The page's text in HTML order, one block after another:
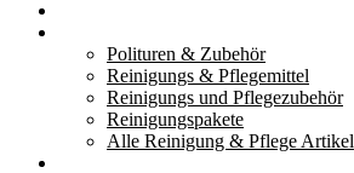
Polituren & Zubehör
Reinigungs & Pflegemittel
Reinigungs und Pflegezubehör
Reinigungspakete
Alle Reinigung & Pflege Artikel